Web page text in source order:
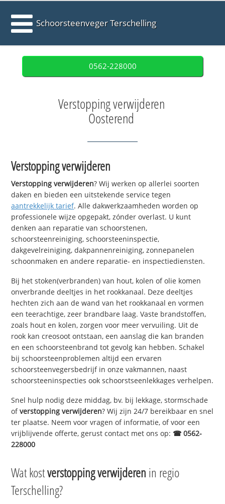
Schoorsteenveger Terschelling
0562-228000
Verstopping verwijderen
Oosterend
Verstopping verwijderen
Verstopping verwijderen? Wij werken op allerlei soorten
daken en bieden een uitstekende service tegen
aantrekkelijk tarief. Alle dakwerkzaamheden worden op
professionele wijze opgepakt, zónder overlast. U kunt
denken aan reparatie van schoorstenen,
schoorsteenreiniging, schoorsteeninspectie,
dakgevelreiniging, dakpannenreiniging, zonnepanelen
schoonmaken en andere reparatie- en inspectiediensten.
Bij het stoken(verbranden) van hout, kolen of olie komen
onverbrande deeltjes in het rookkanaal. Deze deeltjes
hechten zich aan de wand van het rookkanaal en vormen
een teerachtige, zeer brandbare laag. Vaste brandstoffen,
zoals hout en kolen, zorgen voor meer vervuiling. Uit de
rook kan creosoot ontstaan, een aanslag die kan branden
en een schoorsteenbrand tot gevolg kan hebben. Schakel
bij schoorsteenproblemen altijd een ervaren
schoorsteenvegersbedrijf in onze vakmannen, naast
schoorsteeninspecties ook schoorstseenlekkages verhelpen.
Snel hulp nodig deze middag, bv. bij lekkage, stormschade
ofverstopping verwijderen? Wij zijn 24/7 bereikbaar en snel
ter plaatse. Neem voor vragen of informatie, of voor een
vrijblijvende offerte, gerust contact met ons op: ☎ 0562-
228000
Wat kostverstopping verwijderen in regio
Terschelling?